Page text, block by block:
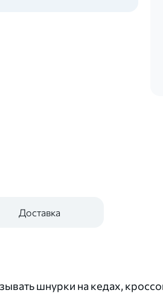
Доставка
шнурки на кедах,